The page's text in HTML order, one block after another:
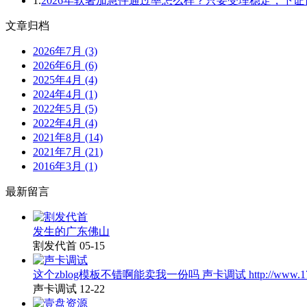
文章归档
2026年7月 (3)
2026年6月 (6)
2025年4月 (4)
2024年4月 (1)
2022年5月 (5)
2022年4月 (4)
2021年8月 (14)
2021年7月 (21)
2016年3月 (1)
最新留言
发生的广东佛山
割发代首 05-15
这个zblog模板不错啊能卖我一份吗 声卡调试 http://
声卡调试 12-22